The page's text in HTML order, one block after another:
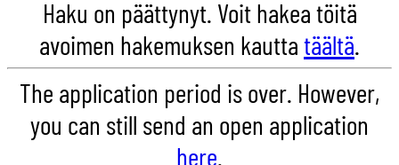
Haku on päättynyt. Voit hakea töitä
avoimen hakemuksen kauttatäältä.
The application period is over. However,
you can still send an open application
here.